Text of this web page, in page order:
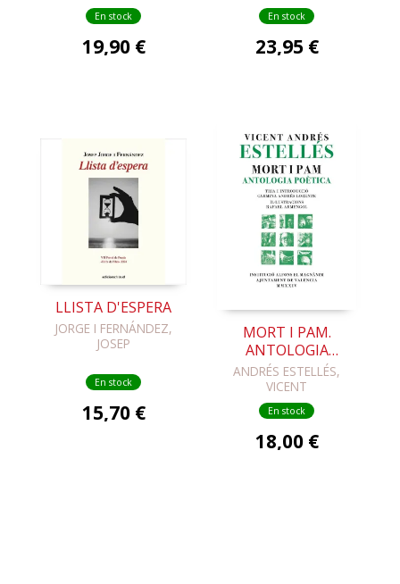
En stock
19,90 €
En stock
23,95 €
LLISTA D'ESPERA
JORGE I FERNÁNDEZ,
JOSEP
En stock
15,70 €
MORT I PAM.
ANTOLOGIA
POÈTICA
ANDRÉS ESTELLÉS,
VICENT
En stock
18,00 €